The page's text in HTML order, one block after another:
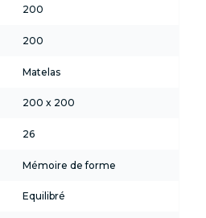
200
200
Matelas
200 x 200
26
Mémoire de forme
Equilibré